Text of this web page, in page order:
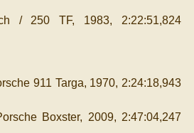
/ 250 TF, 1983, 2:22:51,824
911 Targa, 1970, 2:24:18,943
Boxster, 2009, 2:47:04,247